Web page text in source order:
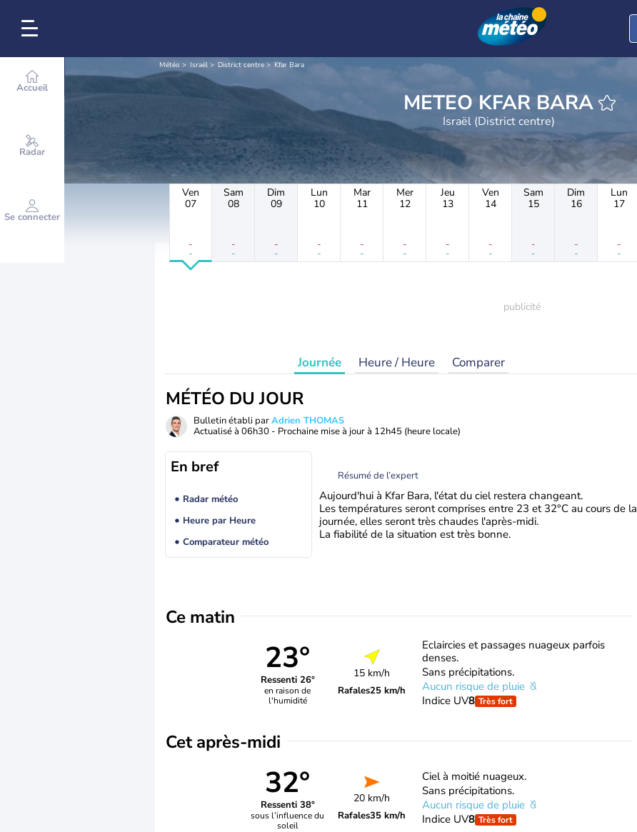
Accueil
Radar
Se connecter
Météo Israël District centre Kfar Bara
METEO KFAR BARA
Israël (District centre)
Ven
07
-
-
Sam
08
-
-
Dim
09
-
-
Lun
10
-
-
Mar
11
-
-
Mer
12
-
-
Jeu
13
-
-
Ven
14
-
-
Sam
15
-
-
Dim
16
-
-
Lun
17
-
-
Journée Heure / Heure Comparer
MÉTÉO DU JOUR
Bulletin établi parAdrien THOMAS
Actualisé à 06h30 - Prochaine mise à jour à 12h45 (heure locale)
En bref
Radar météo
Heure par Heure
Comparateur météo
Résumé de l’expert
Aujourd'hui à Kfar Bara, l'état du ciel restera changeant.
Les températures seront comprises entre 23 et 32°C au cours de la
journée, elles seront très chaudes l'après-midi.
La fiabilité de la situation est très bonne.
Ce matin
23°
Ressenti 26°
en raison de
l'humidité
15 km/h
Rafales25 km/h
Eclaircies et passages nuageux parfois
denses.
Sans précipitations.
Aucun risque de pluie
Indice UV8 Très fort
Cet après-midi
32°
Ressenti 38°
sous l’influence du
soleil
20 km/h
Rafales35 km/h
Ciel à moitié nuageux.
Sans précipitations.
Aucun risque de pluie
Indice UV8 Très fort